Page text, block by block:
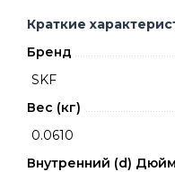
Краткие
Бренд
SKF
Вес (кг)
0.0610
Внутренний (d)